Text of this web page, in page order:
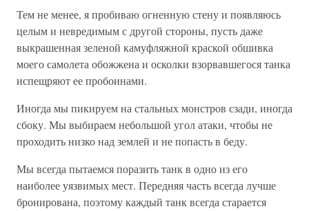
Тем не менее, я пробиваю огненную стену и появляюсь
целым и невредимым с другой стороны, пусть даже
выкрашенная зеленой камуфляжной краской обшивка
моего самолета обожжена и осколки взорвавшегося танка
испещряют ее пробоинами.
Иногда мы пикируем на стальных монстров сзади, иногда
сбоку. Мы выбираем небольшой угол атаки, чтобы не
проходить низко над землей и не попасть в беду.
Мы всегда пытаемся поразить танк в одно из его
наиболее уязвимых мест. Передняя часть всегда лучше
бронирована, поэтому каждый танк всегда старается